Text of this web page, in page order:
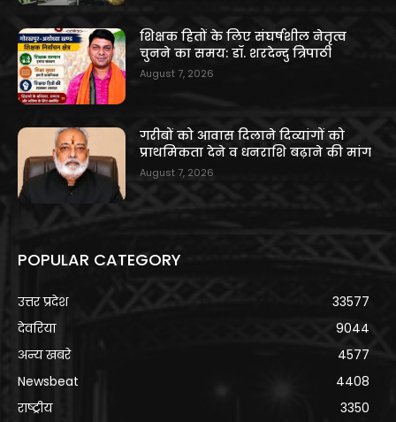
शिक्षक हितों के लिए संघर्षशील नेतृत्व
चुनने का समय: डॉ. शरदेन्दु त्रिपाठी
August 7, 2026
गरीबों को आवास दिलाने दिव्यांगों को
प्राथमिकता देने व धनराशि बढ़ाने की मांग
August 7, 2026
POPULAR CATEGORY
उत्तर प्रदेश
33577
देवरिया
9044
अन्य खबरे
4577
Newsbeat
4408
राष्ट्रीय
3350